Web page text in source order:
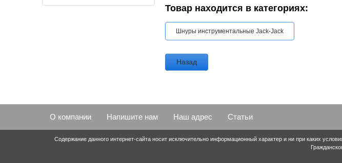
Товар находится в категориях:
Шнуры инструментальные Jack-Jack
Назад
О компании Напишите нам Наш адрес Статьи
Содержание данного интернет-сайта носит исключительно информационный характер и ни при каких